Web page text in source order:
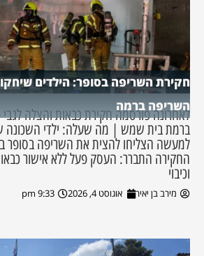
חקירת השריפה בסופר: הילדים
השריפה ברמה
לאחרונה פורסמה חקירת כבאות והצלה
ברמת בית שמש | מה שעלה: ילדי השכונה
למעשה הצליחו להצית את השריפה
החקירה התברר: העסק פעל ללא אישור
וכיבוי
מירב בן יאיר אוגוסט 4, 2026 9:33 pm